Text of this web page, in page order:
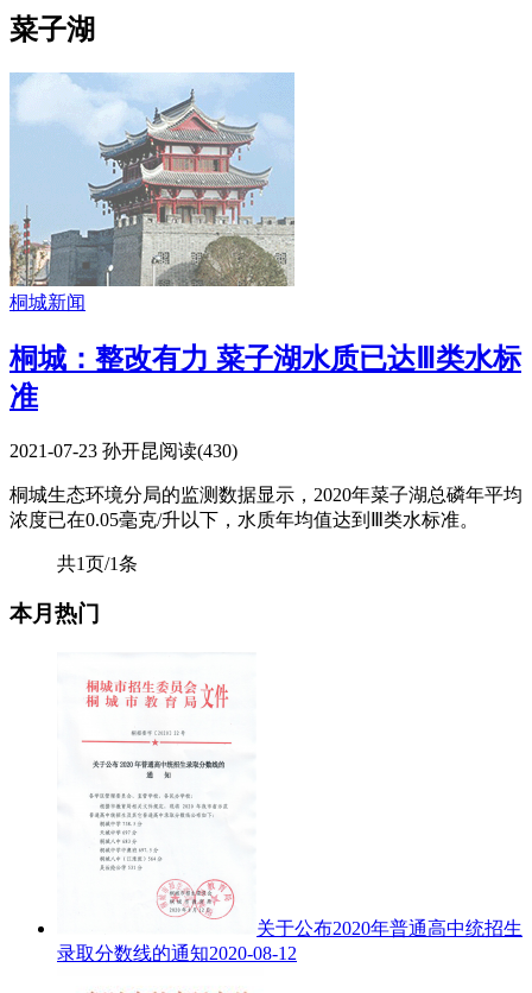
菜子湖
桐城新闻
桐城：整改有力 菜子湖水质已达Ⅲ类水标
准
2021-07-23 孙开昆阅读(430)
桐城生态环境分局的监测数据显示，2020年菜子湖总磷年平均
浓度已在0.05毫克/升以下，水质年均值达到Ⅲ类水标准。
共1页/1条
本月热门
关于公布2020年普通高中统招生
录取分数线的通知2020-08-12